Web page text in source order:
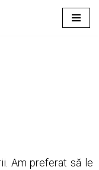
Am preferat să le